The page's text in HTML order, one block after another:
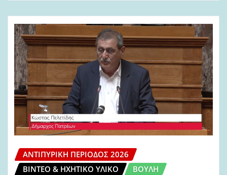
ΑΝΤΙΠΥΡΙΚΉ ΠΕΡΊΟΔΟΣ 2026
ΒΊΝΤΕΟ & ΗΧΗΤΙΚΌ ΥΛΙΚΌ
ΒΟΥΛΉ